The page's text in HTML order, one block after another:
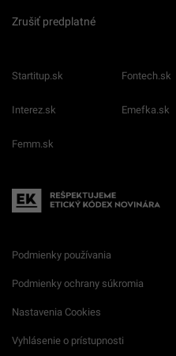
Zrušiť predplatné
Startitup.sk Fontech.sk
Interez.sk Emefka.sk
Femm.sk
Podmienky používania
Podmienky ochrany súkromia
Nastavenia Cookies
Vyhlásenie o prístupnosti